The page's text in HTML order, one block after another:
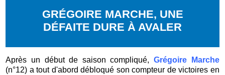
GRÉGOIRE MARCHE, UNE
DÉFAITE DURE À AVALER
Après un début de saison compliqué,Grégoire Marche
(n°12) a tout d'abord débloqué son compteur de victoires en